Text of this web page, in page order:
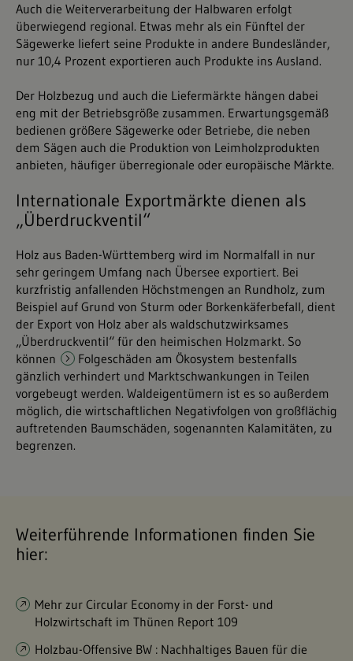
Auch die Weiterverarbeitung der Halbwaren erfolgt
überwiegend regional. Etwas mehr als ein Fünftel der
Sägewerke liefert seine Produkte in andere Bundesländer,
nur 10,4 Prozent exportieren auch Produkte ins Ausland.
Der Holzbezug und auch die Liefermärkte hängen dabei
eng mit der Betriebsgröße zusammen. Erwartungsgemäß
bedienen größere Sägewerke oder Betriebe, die neben
dem Sägen auch die Produktion von Leimholzprodukten
anbieten, häufiger überregionale oder europäische Märkte.
Internationale Exportmärkte dienen als
„Überdruckventil“
Holz aus Baden-Württemberg wird im Normalfall in nur
sehr geringem Umfang nach Übersee exportiert. Bei
kurzfristig anfallenden Höchstmengen an Rundholz, zum
Beispiel auf Grund von Sturm oder Borkenkäferbefall, dient
der Export von Holz aber als waldschutzwirksames
„Überdruckventil“ für den heimischen Holzmarkt. So
können
Folgeschäden am Ökosystem bestenfalls
gänzlich verhindert und Marktschwankungen in Teilen
vorgebeugt werden. Waldeigentümern ist es so außerdem
möglich, die wirtschaftlichen Negativfolgen von großflächig
auftretenden Baumschäden, sogenannten Kalamitäten, zu
begrenzen.
Weiterführende Informationen finden Sie
hier:
Mehr zur Circular Economy in der Forst- und
Holzwirtschaft im Thünen Report 109
Holzbau-Offensive BW : Nachhaltiges Bauen für die